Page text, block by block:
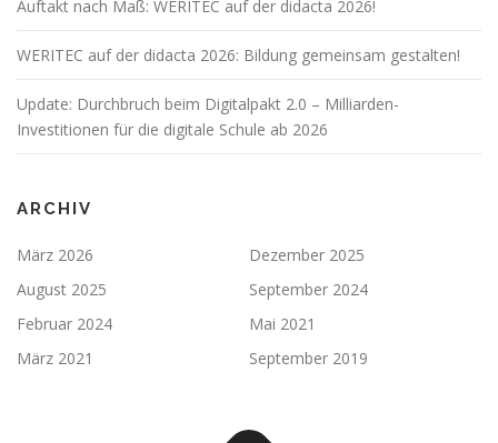
Auftakt nach Maß: WERITEC auf der didacta 2026!
WERITEC auf der didacta 2026: Bildung gemeinsam gestalten!
Update: Durchbruch beim Digitalpakt 2.0 – Milliarden-
Investitionen für die digitale Schule ab 2026
ARCHIV
März 2026
Dezember 2025
August 2025
September 2024
Februar 2024
Mai 2021
März 2021
September 2019